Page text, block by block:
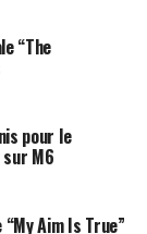
“The
pour le
sur M6
Aim Is True”